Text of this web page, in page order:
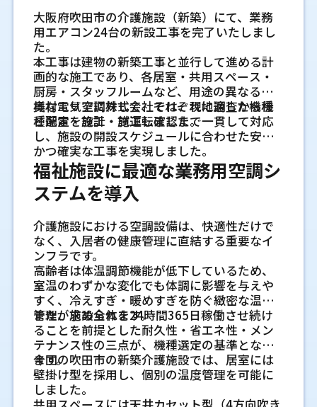
場合に検討します。道路側の外壁に配管を出
したくない部屋や、室外機を離れた場所にま
とめたい間取りで使うことがあります。施工
時期は、壁を閉じる前の確認が重要です。配
管の径、断熱、ドレンの勾配、点検できる位
置を工事前に決めておく必要があります。
露出配管で点検や交換がしやすいケー
ス
露出配管は、室内機の近くから外壁へ抜き、
屋外に配管を出す方法です。配管カバーを使
えば外壁に沿って整えられます。点検時に状
態を確認しやすく、将来の交換でも作業しや
面によって変わるため、道路側、庭側、隣地
側で見え方を分けて考えると整理しやすくな
ります。
隠蔽配管にする前に確認したい点検口
と将来の入れ替え
隠蔽配管は見た目をすっきりさせやすい一方
で、配管の接続部やドレンの状態を確認しに
くいことがあります。点検口がないまま壁や
天井内に納めると、トラブル時に内装を開け
る作業が必要になる場合があります。将来の
機器交換で同じ配管が使えるか、使えないと
が立ち、どの時間帯に負荷が高くなるのかを
確認します。図面だけでは分かりにくい空気
の流れも、現場を見ることで把握しやすくな
ります。
天井高や床面積だけでなく熱源の位置
を確認すること
空調機の能力を考える際、広さは大切な基準
です。ただし、工場では熱源の位置が大きく
関わります。機械が集中している場所、炉や
乾燥設備の近く、日射を受けやすい外壁側で
は、同じ面積でも必要な冷房能力が変わりま
す。現地調査では、熱が出る設備の種類、稼
度ムラを減らしやすくなります。
給気と排気の流れを見て換気計画を整
えること
換気がうまく働いていないと、冷暖房した空
気がすぐに外へ逃げたり、熱気やにおいが一
部に残ったりします。給気口と排気口の位
置、換気扇の能力、外気が入る方向を確認す
ることが大切です。とくにシャッターや出入
口の開閉がある工場では、外気の入り方によ
って室温が変わります。空調と換気を別々に
考えず、同じ現場条件の中で整える必要があ
切りがある場所で検討されます。設置には天
井内の高さやダクトの通り道が関係するた
め、事前の確認が特に大切です。
壁掛形や床置形は小規模な事務所や部
分的な空調に使えます
小さな事務所や一部の部屋だけを空調したい
場合は、壁掛形や床置形も選択肢になりま
す。天井工事を抑えたいときや、サーバー周り
など特定の場所を冷やしたいときにも使われ
ます。ただし、風の向きや設置面の強度、配
管の出し方は必ず確認します。
設置前の現地調査で確認してお
きたいポイント
工事前の現地調査は、設置できるかどうかを
確認するだけではありません。施工後に使い
やすい位置か、点検しやすいか、排水が問題
なく流れるかまで見ます。ここを丁寧に確認
しておくと、工事中の変更や設置後の手直し
を減らしやすくなります。
室内機と室外機の設置場所を確認しま
す
で、天井裏に本体を入れる空間が必要です。
梁、照明、換気設備との位置関係を確認して
から判断します。
天井内に埋め込みにくい空間で検討す
る天井吊形
天井吊形は、天井面から本体を吊り下げて設
置するタイプです。天井裏の高さが足りない
場所や、天井カセット形を入れにくい建物で
候補になります。奥行きのある空間に風を送
りやすい機種もあります。設置する際は、本
体の見え方、照明との干渉、吹き出し方向に
人が長く滞在しないかを見ておきます。
複雑な間取りに対応しやすい天井埋込
ビルトイン形
天井埋込ビルトイン形は、本体を天井内に設
置し、吹き出し口を別の位置に出せるタイプ
です。細長い部屋、区画が分かれた空間、柱
や壁で空気が回りにくい現場で検討しやすい
です。吹き出し口の位置を調整しやすい反
面、ダクトの経路や点検スペースが必要にな
ります。天井裏の状況を見ずに決めるのは避
けたい機種です。
壁掛形や床置形が向いている空間の条
とめて進めやすい点があります。一方で、現場
の条件によっては追加の確認が必要になる場
合があります。既存配管の状態、室外機の設
置場所、専用コンセントの有無などを事前に
伝え、標準的な工事の範囲に含まれる内容を
確認しておくことが大切です。
住宅設備会社に依頼する場合の確認点
住宅設備会社に相談する場合は、住まい全体
の設備計画と合わせて考えやすい点がありま
す。リフォームや新築工事と同時に進める場
合は、壁内の配管、電源位置、室外機置き場
をほかの工事と調整できます。施工を別業者
範囲も聞いておくとよいです。
電気工事や空調工事の専門業者に依頼
する場合の確認点
専門業者へ依頼すると、配管や電気まわりを
含めて現地の状態を見ながら相談できます。
特に専用コンセントの新設、電圧の確認、配
管穴の位置変更が必要な場合は、電気工事の
知識が関わります。見積もり前に現地確認を
行うか、施工後の点検や相談に対応できるか
も確認したい点です。
店舗エアコンには、天井に埋め込むタイプ、
天井から吊るすタイプ、壁に取り付けるタイ
プ、床に置くタイプなどがあります。どれが合
うかは、店舗の広さだけでなく、天井の構
造、内装の仕上げ、客席や什器の配置によっ
て変わります。機種選びでは、見た目と気流
の両方を確認しておくと判断しやすくなりま
す。
天井カセット形が向いている店舗の特
徴
天井カセット形は、天井面に室内機を収める
ため、壁面を商品棚や装飾に使いやすい特徴
があります。四方向や二方向に風を出せる機
種があり、客席がまとまっている飲食店や受
付スペースのある店舗で検討しやすい形で
す。天井裏のスペースや点検口の位置を確認
したうえで、設置できるかを判断します。
天井吊形が使いやすい間取りや天井条
件
天井吊形は、天井裏へ埋め込むスペースが限
られる場合にも検討できます。奥行きのある
店内や、梁の関係で天井カセット形が入れに
くい場所で使いやすいことがあります。室内
夏や真冬に急に止まると、営業時間の調整や
作業場所の変更が必要になることもありま
す。余裕のある時期に状態を見ておくと、工事
日程も組みやすくなります。
不調サインから見る業務用エア
コンの入替タイミング
入替の判断で迷うときは、機器から出ている
サインを一つずつ確認すると整理しやすくな
ります。症状が一時的なものか、部品劣化や
能力不足につながるものかを見分けることが
冷房や暖房の効きが以前より弱くなっ
ている場合
設定温度を下げても室内が冷えにくい、暖房
時に足元が寒いといった状態は、能力低下や
設置環境の変化が関係していることがありま
す。フィルターの汚れだけでなく、冷媒量、
室外機の状態、部屋の使い方も確認が必要で
す。
異音や振動が続くときに確認したいポ
イント
居心地にも影響するため、工事の品質が重要
になります。
空調の効き方は施工精度で変わる
同じ機種の業務用エアコンを設置しても、施
工方法によって冷暖房の効率は変わります。
たとえば、冷媒配管の長さや勾配が適切でな
い場合、機器に負荷がかかりやすくなり、本
来の性能を発揮しにくくなります。
また、室内機の設置位置が偏っていると、空
気が均等に行き渡らず、一部だけ暑い、また
は寒いと感じる原因にもなります。施工時に
は建物全体のバランスを確認しながら、空気
の流れを考慮することが大切です。
配管や気流設計が室内環境を左右する
業務用エアコン工事では、配管ルートの設計
も重要な工程です。無理のある配管は、見た
目だけでなくメンテナンス性にも影響しま
す。将来的な点検や機器交換を見据えて、管理
しやすい施工を行うことで、長期的な運用に
もつながります。
さらに、気流設計が不十分な場合、冷気や暖
気が特定の場所に集中しやすくなります。飲
食店では座席位置によって体感温度に差が出
ることもあり、オフィスではデスク周辺の環
境に影響するケースがあります。そのため、
大阪府吹田市の介護施設（新築）にて、業務
用エアコン24台の新設工事を完了いたしまし
た。
本工事は建物の新築工事と並行して進める計
画的な施工であり、各居室・共用スペース・
厨房・スタッフルームなど、用途の異なる多
様なエリアに対して、それぞれに適した機種
と配置を設計・施工しました。
奥村電気空調株式会社では、現地調査から機
種選定・施工・試運転確認まで一貫して対応
し、施設の開設スケジュールに合わせた安全
かつ確実な工事を実現しました。
福祉施設に最適な業務用空調シ
ステムを導入
介護施設における空調設備は、快適性だけで
なく、入居者の健康管理に直結する重要なイ
ンフラです。
高齢者は体温調節機能が低下しているため、
室温のわずかな変化でも体調に影響を与えや
すく、冷えすぎ・暖めすぎを防ぐ緻密な温度
管理が求められます。
また、施設全体を24時間365日稼働させ続け
ることを前提とした耐久性・省エネ性・メン
テナンス性の三点が、機種選定の基準となり
ます。
今回の吹田市の新築介護施設では、居室には
壁掛け型を採用し、個別の温度管理を可能に
しました。